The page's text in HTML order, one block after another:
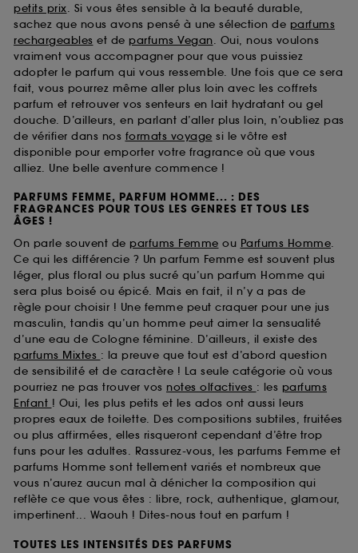
petits prix. Si vous êtes sensible à la beauté durable,
sachez que nous avons pensé à une sélection de parfums
rechargeables et de parfums Vegan. Oui, nous voulons
vraiment vous accompagner pour que vous puissiez
adopter le parfum qui vous ressemble. Une fois que ce sera
fait, vous pourrez même aller plus loin avec les coffrets
parfum et retrouver vos senteurs en lait hydratant ou gel
douche. D’ailleurs, en parlant d’aller plus loin, n’oubliez pas
de vérifier dans nos formats voyage si le vôtre est
disponible pour emporter votre fragrance où que vous
alliez. Une belle aventure commence !
PARFUMS FEMME, PARFUM HOMME... : DES
FRAGRANCES POUR TOUS LES GENRES ET TOUS LES
ÂGES !
On parle souvent de parfums Femme ou Parfums Homme.
Ce qui les différencie ? Un parfum Femme est souvent plus
léger, plus floral ou plus sucré qu’un parfum Homme qui
sera plus boisé ou épicé. Mais en fait, il n’y a pas de
règle pour choisir ! Une femme peut craquer pour une jus
masculin, tandis qu’un homme peut aimer la sensualité
d’une eau de Cologne féminine. D’ailleurs, il existe des
parfums Mixtes : la preuve que tout est d’abord question
de sensibilité et de caractère ! La seule catégorie où vous
pourriez ne pas trouver vos notes olfactives : les parfums
Enfant ! Oui, les plus petits et les ados ont aussi leurs
propres eaux de toilette. Des compositions subtiles, fruitées
ou plus affirmées, elles risqueront cependant d’être trop
funs pour les adultes. Rassurez-vous, les parfums Femme et
parfums Homme sont tellement variés et nombreux que
vous n’aurez aucun mal à dénicher la composition qui
reflète ce que vous êtes : libre, rock, authentique, glamour,
impertinent... Waouh ! Dites-nous tout en parfum !
TOUTES LES INTENSITÉS DES PARFUMS